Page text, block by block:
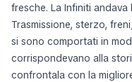
fresche. La Infiniti
Trasmissione, sterzo,
si sono comportati in
corrispondevano alla
confrontala con la